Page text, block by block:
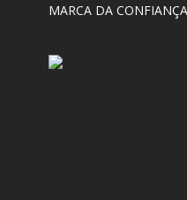
MARCA DA CONFIANÇA